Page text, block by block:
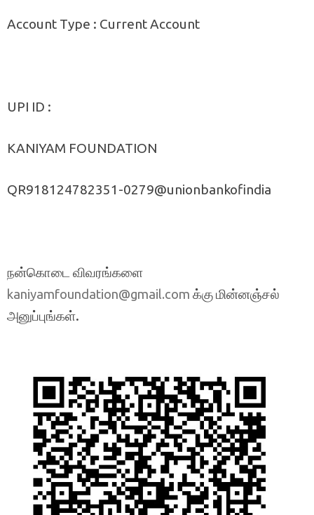
Account Type : Current Account
UPI ID :
KANIYAM FOUNDATION
QR918124782351-0279@unionbankofindia
நன்கொடை விவரங்களை
kaniyamfoundation@gmail.com க்கு மின்னஞ்சல்
அனுப்புங்கள்.